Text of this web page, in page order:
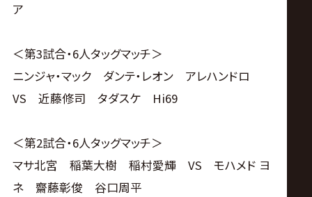
ア
＜第3試合・6人タッグマッチ＞
ニンジャ・マック ダンテ・レオン アレハンドロ
VS 近藤修司 タダスケ Hi69
＜第2試合・6人タッグマッチ＞
マサ北宮 稲葉大樹 稲村愛輝 VS モハメド ヨ
ネ 齋藤彰俊 谷口周平